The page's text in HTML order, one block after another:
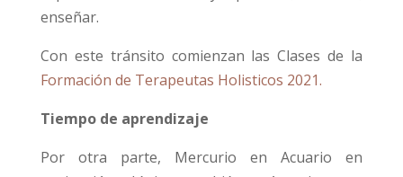
enseñar.
Con este tránsito comienzan las Clases de la
Formación de Terapeutas Holisticos 2021.
Tiempo de aprendizaje
Por otra parte, Mercurio en Acuario en